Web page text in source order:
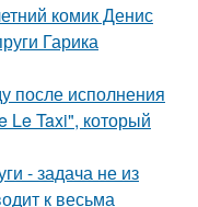
комик Денис
Гарика
после исполнения
Le Taxi", который
- задача не из
к весьма